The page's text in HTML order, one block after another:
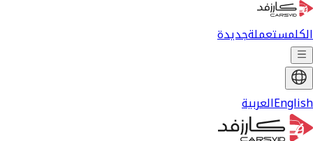
الكلمستعملةجديدة
Englishالعربية